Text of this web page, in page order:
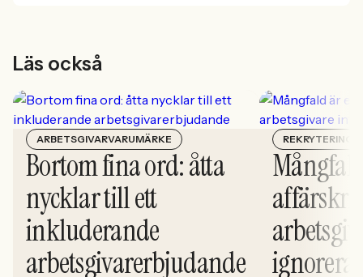
Läs också
ARBETSGIVARVARUMÄRKE
Bortom fina ord: åtta
nycklar till ett
inkluderande
arbetsgivarerbjudande
REKRYTERING
ignorera